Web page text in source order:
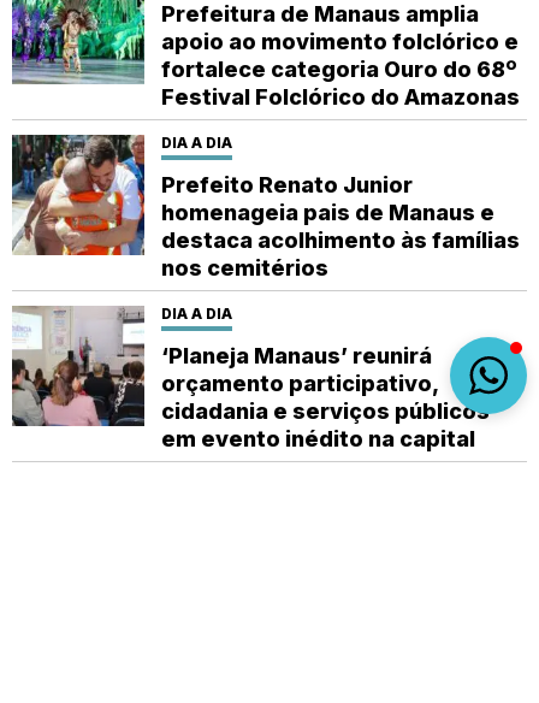
Prefeitura de Manaus amplia
apoio ao movimento folclórico e
fortalece categoria Ouro do 68º
Festival Folclórico do Amazonas
DIA A DIA
Prefeito Renato Junior
homenageia pais de Manaus e
destaca acolhimento às famílias
nos cemitérios
DIA A DIA
‘Planeja Manaus’ reunirá
orçamento participativo,
cidadania e serviços públicos
em evento inédito na capital